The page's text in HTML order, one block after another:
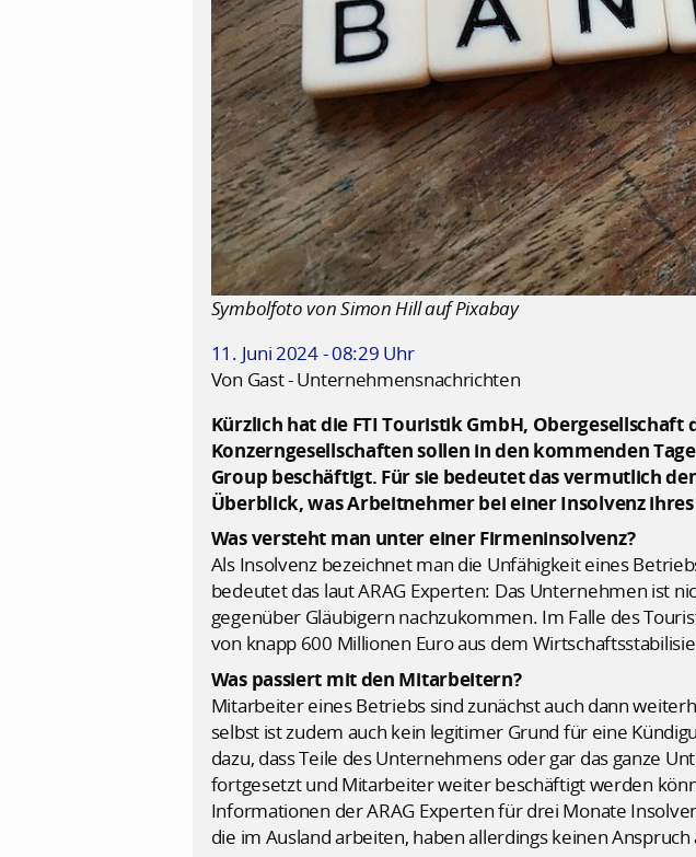
Symbolfoto von Simon Hill auf Pixabay
11. Juni 2024 - 08:29 Uhr
Von Gast - Unternehmensnachrichten
Kürzlich hat die FTI Touristik GmbH,
Konzerngesellschaften sollen in den kommenden
Group beschäftigt. Für sie bedeutet das vermutlich
Überblick, was Arbeitnehmer bei einer Insolvenz
Was versteht man unter einer Firmeninsolvenz?
Als Insolvenz bezeichnet man die Unfähigkeit eines
bedeutet das laut ARAG Experten: Das Unternehmen ist
gegenüber Gläubigern nachzukommen. Im Falle des
von knapp 600 Millionen Euro aus dem
Was passiert mit den Mitarbeitern?
Mitarbeiter eines Betriebs sind zunächst auch dann
selbst ist zudem auch kein legitimer Grund für eine
dazu, dass Teile des Unternehmens oder gar das ganze
fortgesetzt und Mitarbeiter weiter beschäftigt werden
Informationen der ARAG Experten für drei Monate
die im Ausland arbeiten, haben allerdings keinen